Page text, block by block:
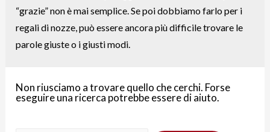
“grazie” non è mai semplice. Se poi dobbiamo farlo per i
regali di nozze, può essere ancora più difficile trovare le
parole giuste o i giusti modi.
Non riusciamo a trovare quello che cerchi. Forse
eseguire una ricerca potrebbe essere di aiuto.